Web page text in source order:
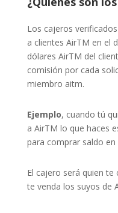
Los cajeros
a clientes AirTM en el
dólares AirTM del
comisión por cada
miembro aitm.
Ejemplo, cuando tú
a AirTM lo que haces
para comprar saldo en
El cajero será quien
te venda los suyos de